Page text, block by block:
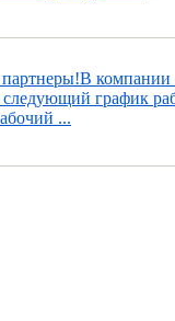
партнеры!В
следующий график
...